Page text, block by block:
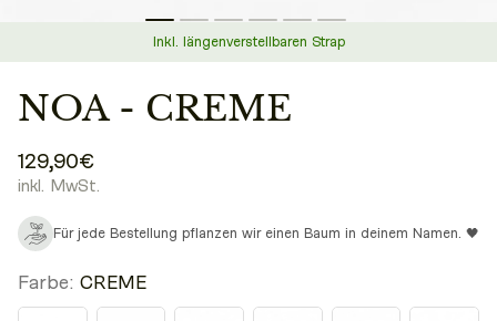
Inkl. längenverstellbaren Strap
NOA - CREME
129,90€
inkl. MwSt.
Für jede Bestellung pflanzen wir einen Baum in deinem Namen. 🖤
Farbe: CREME